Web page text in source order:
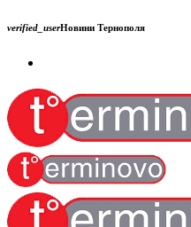
verified_userНовини Тернополя